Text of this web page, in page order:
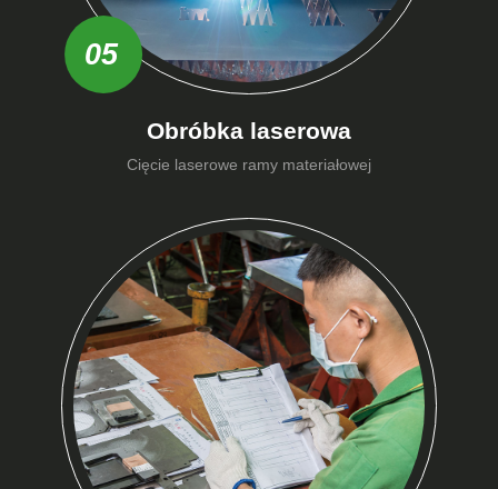
05
Obróbka laserowa
Cięcie laserowe ramy materiałowej